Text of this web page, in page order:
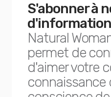
S'abonner à
d'information
Natural
permet de
d'aimer votre
connaissance